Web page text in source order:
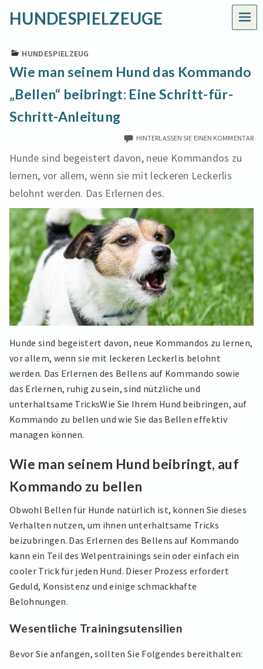
HUNDESPIELZEUGE
HUNDESPIELZEUG
Wie man seinem Hund das Kommando
„Bellen“ beibringt: Eine Schritt-für-
Schritt-Anleitung
HINTERLASSEN SIE EINEN KOMMENTAR
Hunde sind begeistert davon, neue Kommandos zu
lernen, vor allem, wenn sie mit leckeren Leckerlis
belohnt werden. Das Erlernen des.
Hunde sind begeistert davon, neue Kommandos zu lernen,
vor allem, wenn sie mit leckeren Leckerlis belohnt
werden. Das Erlernen des Bellens auf Kommando sowie
das Erlernen, ruhig zu sein, sind nützliche und
unterhaltsame TricksWie Sie Ihrem Hund beibringen, auf
Kommando zu bellen und wie Sie das Bellen effektiv
managen können.
Wie man seinem Hund beibringt, auf
Kommando zu bellen
Obwohl Bellen für Hunde natürlich ist, können Sie dieses
Verhalten nutzen, um ihnen unterhaltsame Tricks
beizubringen. Das Erlernen des Bellens auf Kommando
kann ein Teil des Welpentrainings sein oder einfach ein
cooler Trick für jeden Hund. Dieser Prozess erfordert
Geduld, Konsistenz und einige schmackhafte
Belohnungen.
Wesentliche Trainingsutensilien
Bevor Sie anfangen, sollten Sie Folgendes bereithalten: